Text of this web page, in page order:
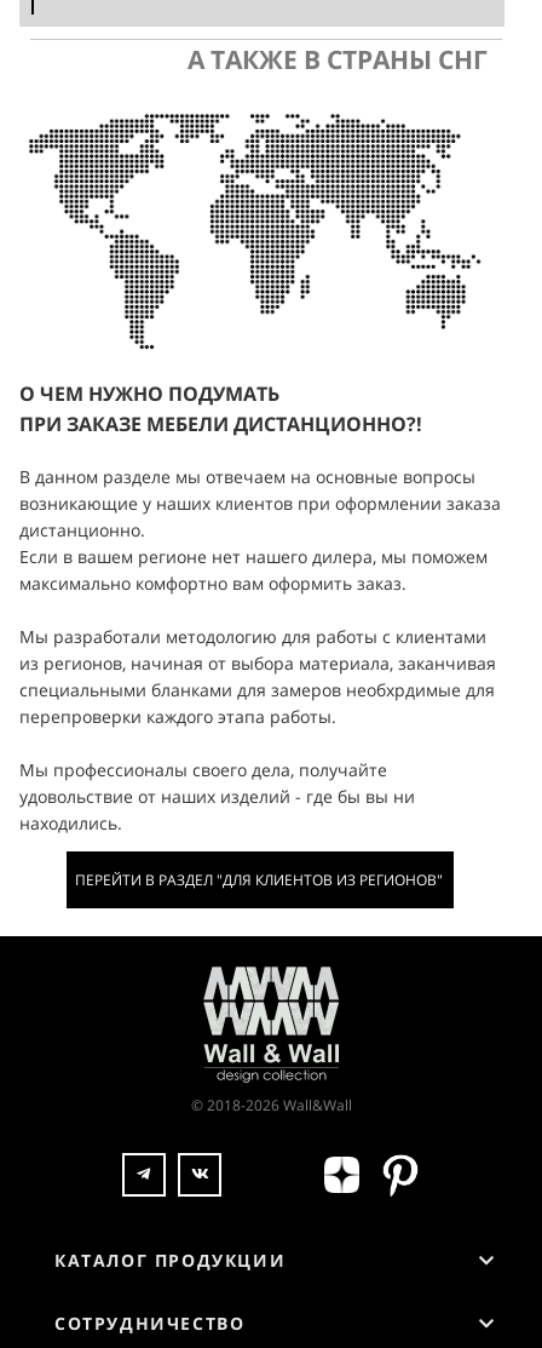
ПЕРЕЙТИ В РАЗДЕЛ "ДЛЯ КЛИЕНТОВ ИЗ РЕГИОНОВ"
В данном разделе мы отвечаем на основные вопросы
возникающие у наших клиентов при оформлении заказа
дистанционно.
Если в вашем регионе нет нашего дилера, мы поможем
максимально комфортно вам оформить заказ.
Мы разработали методологию для работы с клиентами
из регионов, начиная от выбора материала, заканчивая
специальными бланками для замеров необхрдимые для
перепроверки каждого этапа работы.
Мы профессионалы своего дела, получайте
удовольствие от наших изделий - где бы вы ни
находились.
А ТАКЖЕ В СТРАНЫ СНГ
О ЧЕМ НУЖНО ПОДУМАТЬ
ПРИ ЗАКАЗЕ МЕБЕЛИ ДИСТАНЦИОННО?!
© 2018-2026 Wall&Wall
КАТАЛОГ ПРОДУКЦИИ
СОТРУДНИЧЕСТВО